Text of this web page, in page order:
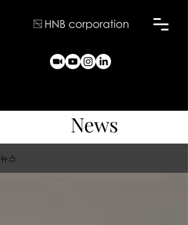
News
뉴스